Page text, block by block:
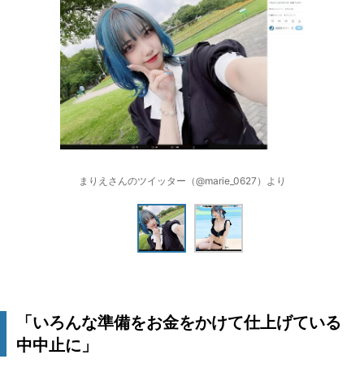
まりえさんのツイッター（@marie_0627）より
「いろんな準備をお金をかけて仕上げている
中中止に」